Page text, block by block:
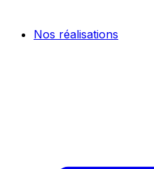
Nos réalisations